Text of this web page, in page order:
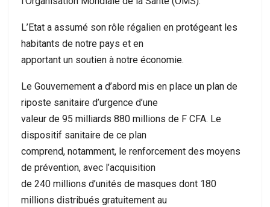
L’Etat a assumé son rôle régalien en protégeant les
habitants de notre pays et en
apportant un soutien à notre économie.
Le Gouvernement a d’abord mis en place un plan de
riposte sanitaire d’urgence d’une
valeur de 95 milliards 880 millions de F CFA. Le
dispositif sanitaire de ce plan
comprend, notamment, le renforcement des moyens
de prévention, avec l’acquisition
de 240 millions d’unités de masques dont 180
millions distribués gratuitement au